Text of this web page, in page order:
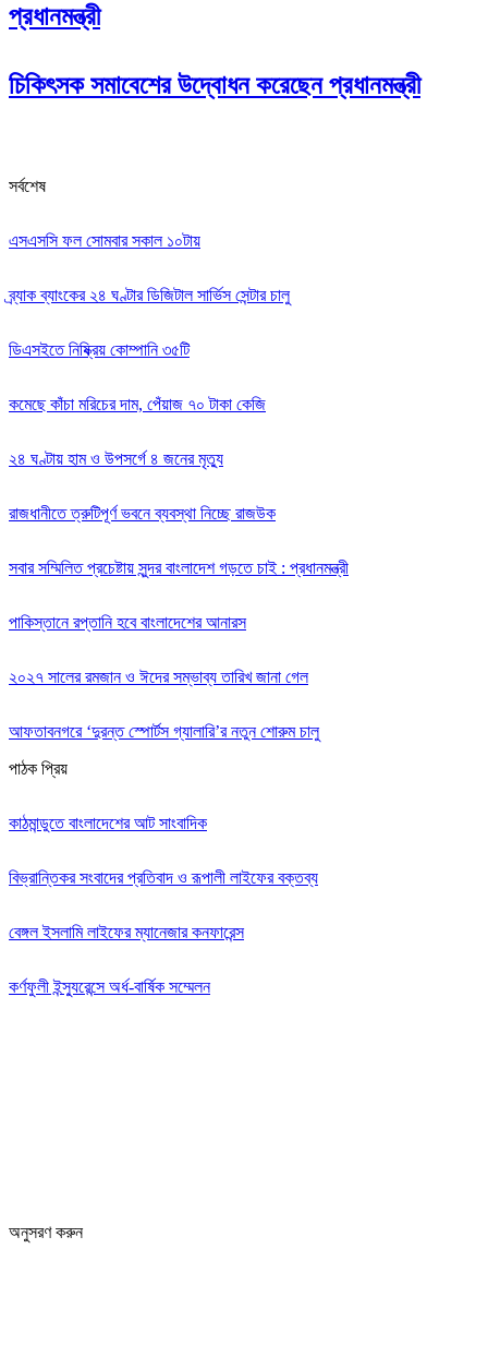
প্রধানমন্ত্রী
চিকিৎসক সমাবেশের উদ্বোধন করেছেন প্রধানমন্ত্রী
সর্বশেষ
এসএসসি ফল সোমবার সকাল ১০টায়
ব্র্যাক ব্যাংকের ২৪ ঘণ্টার ডিজিটাল সার্ভিস সেন্টার চালু
ডিএসইতে নিষ্ক্রিয় কোম্পানি ৩৫টি
কমেছে কাঁচা মরিচের দাম, পেঁয়াজ ৭০ টাকা কেজি
২৪ ঘণ্টায় হাম ও উপসর্গে ৪ জনের মৃত্যু
রাজধানীতে ত্রুটিপূর্ণ ভবনে ব্যবস্থা নিচ্ছে রাজউক
সবার সম্মিলিত প্রচেষ্টায় সুন্দর বাংলাদেশ গড়তে চাই : প্রধানমন্ত্রী
পাকিস্তানে রপ্তানি হবে বাংলাদেশের আনারস
২০২৭ সালের রমজান ও ঈদের সম্ভাব্য তারিখ জানা গেল
আফতাবনগরে ‘দুরন্ত স্পোর্টস গ্যালারি’র নতুন শোরুম চালু
পাঠক প্রিয়
কাঠমান্ডুতে বাংলাদেশের আট সাংবাদিক
বিভ্রান্তিকর সংবাদের প্রতিবাদ ও রূপালী লাইফের বক্তব্য
বেঙ্গল ইসলামি লাইফের ম্যানেজার কনফারেন্স
কর্ণফুলী ইন্স্যুরেন্সে অর্ধ-বার্ষিক সম্মেলন
অনুসরণ করুন